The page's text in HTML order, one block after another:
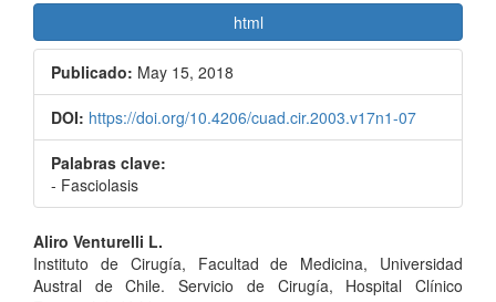
html
Publicado: May 15, 2018
DOI: https://doi.org/10.4206/cuad.cir.2003.v17n1-07
Palabras clave:
- Fasciolasis
Contenido
principal
Aliro Venturelli L.
Instituto de Cirugía, Facultad de Medicina, Universidad
Austral de Chile. Servicio de Cirugía, Hospital Clínico